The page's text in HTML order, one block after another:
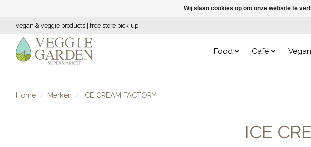
vegan & veggie products | free store pick-up
Food Café
Home / Merken / ICE CREAM FACTORY
ICE
Wij slaan cookies op om onze website te